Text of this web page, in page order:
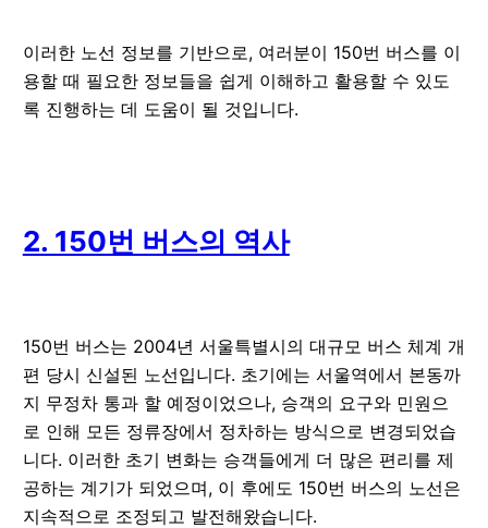
이러한 노선 정보를 기반으로, 여러분이 150번 버스를 이
용할 때 필요한 정보들을 쉽게 이해하고 활용할 수 있도
록 진행하는 데 도움이 될 것입니다.
2. 150번 버스의 역사
150번 버스는 2004년 서울특별시의 대규모 버스 체계 개
편 당시 신설된 노선입니다. 초기에는 서울역에서 본동까
지 무정차 통과 할 예정이었으나, 승객의 요구와 민원으
로 인해 모든 정류장에서 정차하는 방식으로 변경되었습
니다. 이러한 초기 변화는 승객들에게 더 많은 편리를 제
공하는 계기가 되었으며, 이 후에도 150번 버스의 노선은
지속적으로 조정되고 발전해왔습니다.